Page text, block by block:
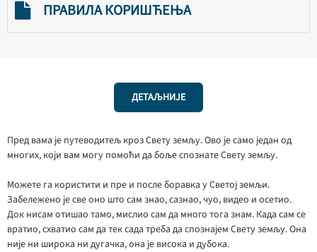
ПРАВИЛА КОРИШЋЕЊА
ДЕТАЉНИЈЕ
Пред вама је путеводитељ кроз Свету земљу. Ово је само један од
многих, који вам могу помоћи да боље спознате Свету земљу.
Можете га користити и пре и после боравка у Светој земљи.
Забележено је све оно што сам знао, сазнао, чуо, видео и осетио.
Док нисам отишао тамо, мислио сам да много тога знам. Када сам се
вратио, схватио сам да тек сада треба да спознајем Свету земљу. Она
није ни широка ни дугачка, она је висока и дубока.